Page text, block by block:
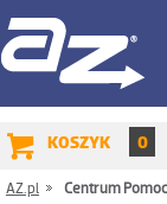
KOSZYK 0
AZ.pl Centrum